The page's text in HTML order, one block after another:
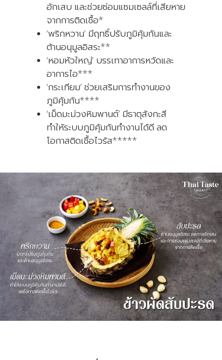
อักเสบ และช่วยซ่อมแซมเซลล์ที่เสียหาย
จากการติดเชื้อ*
‘พริกหวาน’ มีฤทธิ์ปรับภูมิคุ้มกันและ
ต้านอนุมูลอิสระ**
‘หอมหัวใหญ่’ บรรเทาอาการหวัดและ
อาการไอ***
‘กระเทียม’ ช่วยเสริมการทำงานของ
ภูมิคุ้มกัน****
‘เม็ดมะม่วงหิมพานต์’ มีธาตุสังกะสี
ทำให้ระบบภูมิคุ้มกันทำงานได้ดี ลด
โอกาสติดเชื้อไวรัส*****